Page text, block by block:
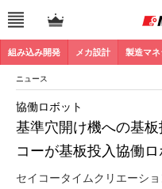
組み込み開発 メカ設計 製造マネ
ニュース
基準穴開け機への基
コーが基板投入協働
協働ロボット
セイコータイムクリエーシ